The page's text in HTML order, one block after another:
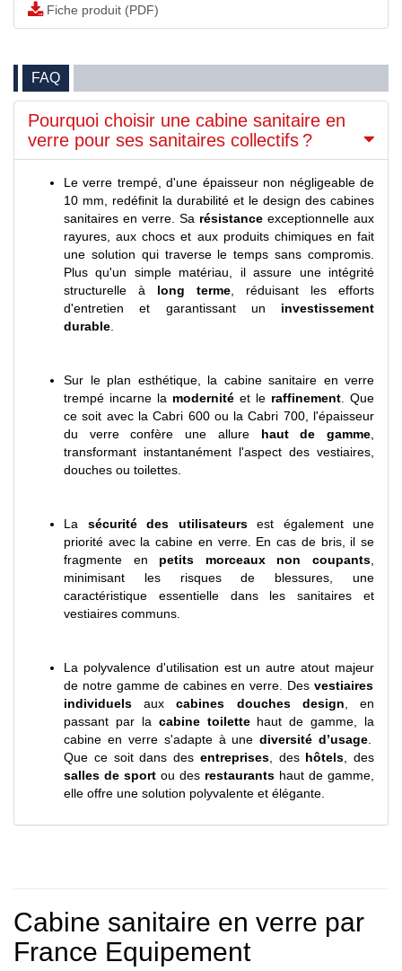
Fiche produit (PDF)
FAQ
Pourquoi choisir une cabine sanitaire en
verre pour ses sanitaires collectifs ?
Le verre trempé, d'une épaisseur non négligeable de
10 mm, redéfinit la durabilité et le design des cabines
sanitaires en verre. Sa résistance exceptionnelle aux
rayures, aux chocs et aux produits chimiques en fait
une solution qui traverse le temps sans compromis.
Plus qu'un simple matériau, il assure une intégrité
structurelle à long terme, réduisant les efforts
d'entretien et garantissant un investissement
durable.
Sur le plan esthétique, la cabine sanitaire en verre
trempé incarne la modernité et le raffinement. Que
ce soit avec la Cabri 600 ou la Cabri 700, l'épaisseur
du verre confère une allure haut de gamme,
transformant instantanément l'aspect des vestiaires,
douches ou toilettes.
La sécurité des utilisateursest également une
priorité avec la cabine en verre. En cas de bris, il se
fragmente en petits morceaux non coupants,
minimisant les risques de blessures, une
caractéristique essentielle dans les sanitaires et
vestiaires communs.
La polyvalence d'utilisation est un autre atout majeur
de notre gamme de cabines en verre. Desvestiaires
individuels auxcabines douchesdesign, en
passant par la cabine toilettehaut de gamme, la
cabine en verre s'adapte à unediversité d’usage.
Que ce soit dans des entreprises, des hôtels, des
salles de sport ou des restaurants haut de gamme,
elle offre une solution polyvalente et élégante.
Cabine sanitaire en verre par
France Equipement